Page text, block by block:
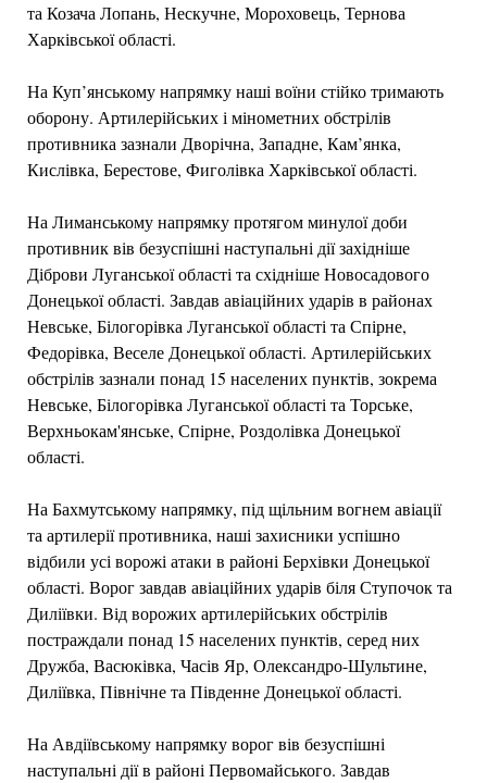
та Козача Лопань, Нескучне, Мороховець, Тернова
Харківської області.
На Куп’янському напрямку наші воїни стійко тримають
оборону. Артилерійських і мінометних обстрілів
противника зазнали Дворічна, Западне, Кам’янка,
Кислівка, Берестове, Фиголівка Харківської області.
На Лиманському напрямку протягом минулої доби
противник вів безуспішні наступальні дії західніше
Діброви Луганської області та східніше Новосадового
Донецької області. Завдав авіаційних ударів в районах
Невське, Білогорівка Луганської області та Спірне,
Федорівка, Веселе Донецької області. Артилерійських
обстрілів зазнали понад 15 населених пунктів, зокрема
Невське, Білогорівка Луганської області та Торське,
Верхньокам'янське, Спірне, Роздолівка Донецької
області.
На Бахмутському напрямку, під щільним вогнем авіації
та артилерії противника, наші захисники успішно
відбили усі ворожі атаки в районі Берхівки Донецької
області. Ворог завдав авіаційних ударів біля Ступочок та
Диліївки. Від ворожих артилерійських обстрілів
постраждали понад 15 населених пунктів, серед них
Дружба, Васюківка, Часів Яр, Олександро-Шультине,
Диліївка, Північне та Південне Донецької області.
На Авдіївському напрямку ворог вів безуспішні
наступальні дії в районі Первомайського. Завдав